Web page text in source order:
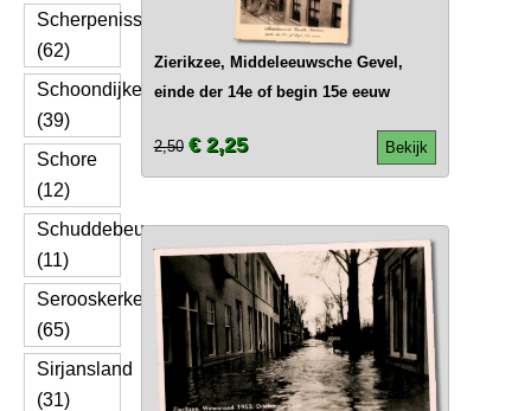
Scherpenisse
(62)
Schoondijke
(39)
Schore
(12)
Schuddebeurs
(11)
Serooskerke
(65)
Sirjansland
(31)
Zierikzee, Middeleeuwsche Gevel,
einde der 14e of begin 15e eeuw
Bekijk
2,50 € 2,25